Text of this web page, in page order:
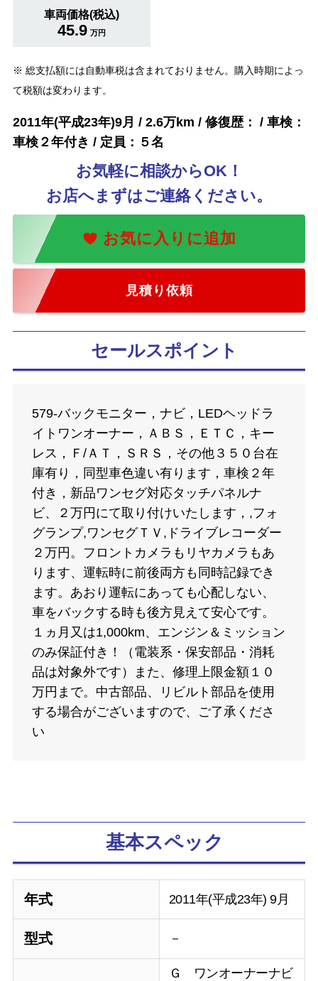
車両価格(税込)
45.9 万円
※ 総支払額には自動車税は含まれておりません。購入時期によっ
て税額は変わります。
2011年(平成23年)9月 / 2.6万km / 修復歴： / 車検：
車検２年付き / 定員：５名
お気軽に相談からOK！
お店へまずはご連絡ください。
見積り依頼
セールスポイント
579-バックモニター，ナビ，LEDヘッドラ
イトワンオーナー，ＡＢＳ，ＥＴＣ，キー
レス，Ｆ/ＡＴ，ＳＲＳ，その他３５０台在
庫有り，同型車色違い有ります，車検２年
付き，新品ワンセグ対応タッチパネルナ
ビ、２万円にて取り付けいたします，,フォ
グランプ,ワンセグＴＶ,ドライブレコーダー
２万円。フロントカメラもリヤカメラもあ
ります、運転時に前後両方も同時記録でき
ます。あおり運転にあっても心配しない、
車をバックする時も後方見えて安心です。
１ヵ月又は1,000km、エンジン＆ミッション
のみ保証付き！（電装系・保安部品・消耗
品は対象外です）また、修理上限金額１０
万円まで。中古部品、リビルト部品を使用
する場合がございますので、ご了承くださ
い
基本スペック
年式 2011年(平成23年) 9月
型式 －
Ｇ ワンオーナーナビ